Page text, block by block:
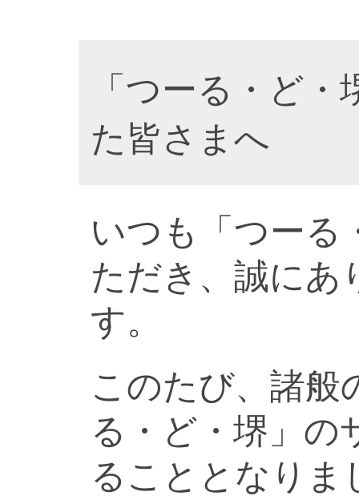
「つーる・ど
た皆さまへ
いつも「つーる
ただき、誠にあ
す。
このたび、諸般
る・ど・堺」の
ることとなりま